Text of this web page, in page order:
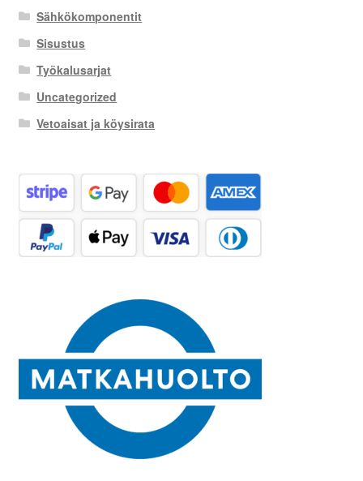
Sähkökomponentit
Sisustus
Työkalusarjat
Uncategorized
Vetoaisat ja köysirata